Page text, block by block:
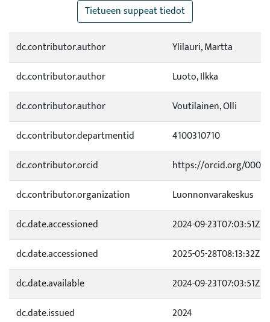
Tietueen suppeat tiedot
dc.contributor.author
Ylilauri, Martta
dc.contributor.author
Luoto, Ilkka
dc.contributor.author
Voutilainen, Olli
dc.contributor.departmentid
4100310710
dc.contributor.orcid
https://orcid.org/0000-
dc.contributor.organization
Luonnonvarakeskus
dc.date.accessioned
2024-09-23T07:03:51Z
dc.date.accessioned
2025-05-28T08:13:32Z
dc.date.available
2024-09-23T07:03:51Z
dc.date.issued
2024